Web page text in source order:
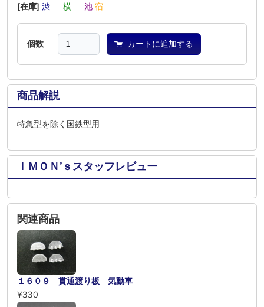
[在庫] 渋 横 池 宿
個数 カートに追加する
商品解説
特急型を除く国鉄型用
ＩＭＯＮ’ｓスタッフレビュー
関連商品
１６０９ 貫通渡り板 気動車
¥330